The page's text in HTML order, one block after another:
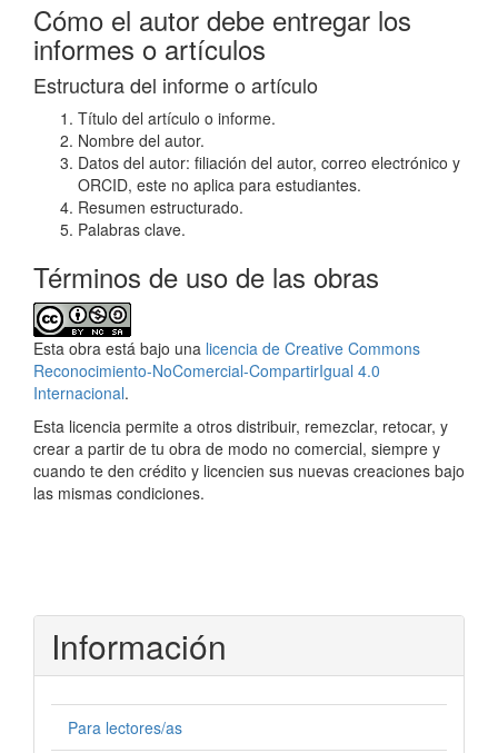
Cómo el autor debe entregar los
informes o artículos
Estructura del informe o artículo
Título del artículo o informe.
Nombre del autor.
Datos del autor: filiación del autor, correo electrónico y
ORCID, este no aplica para estudiantes.
Resumen estructurado.
Palabras clave.
Términos de uso de las obras
Esta obra está bajo una licencia de Creative Commons
Reconocimiento-NoComercial-CompartirIgual 4.0
Internacional.
Esta licencia permite a otros distribuir, remezclar, retocar, y
crear a partir de tu obra de modo no comercial, siempre y
cuando te den crédito y licencien sus nuevas creaciones bajo
las mismas condiciones.
Información
Para lectores/as